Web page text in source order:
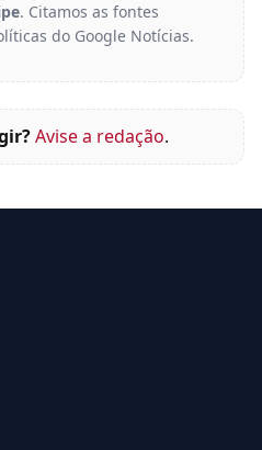
. Citamos as fontes
do Google Notícias.
Avise a redação.